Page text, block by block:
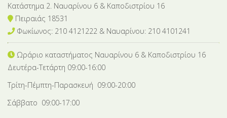
Κατάστημα 2. Ναυαρίνου 6 & Καποδιστρίου 16
Πειραιάς 18531
Φωκίωνος: 210 4121222 & Nαυαρίνου: 210 4101241
Ωράριο καταστήματος Ναυαρίνου 6 & Καποδιστρίου 16
Δευτέρα-Tετάρτη 09:00-16:00
Τρίτη-Πέμπτη-Παρασκευή 09:00-20:00
Σάββατο 09:00-17:00